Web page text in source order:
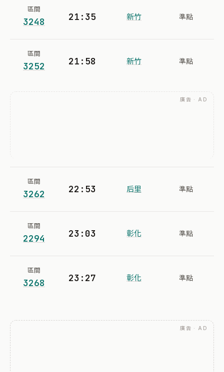
區間
3248 21:35 新竹 準點
區間
3252 21:58 新竹 準點
廣告 · AD
區間
3262 22:53 后里 準點
區間
2294 23:03 彰化 準點
區間
3268 23:27 彰化 準點
廣告 · AD